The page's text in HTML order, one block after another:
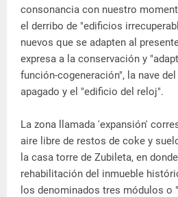
consonancia con nuestro
el derribo de "edificios
nuevos que se adapten al
expresa a la conservación y
función-cogeneración", la nave
apagado y el "edificio del reloj".
La zona llamada 'expansión'
aire libre de restos de coke y
la casa torre de Zubileta, en
rehabilitación del inmueble
los denominados tres módulos o